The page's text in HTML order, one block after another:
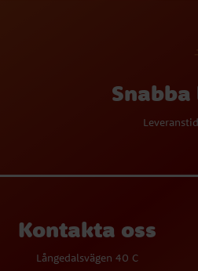
Kontakta oss
Långedalsvägen 40 C